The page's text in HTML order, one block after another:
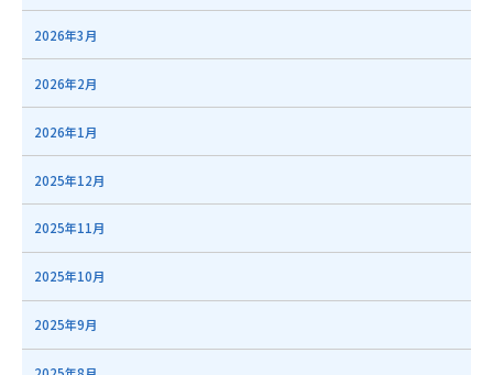
2026年3月
2026年2月
2026年1月
2025年12月
2025年11月
2025年10月
2025年9月